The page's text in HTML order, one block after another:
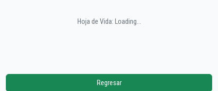
Hoja de Vida: Loading...
Regresar